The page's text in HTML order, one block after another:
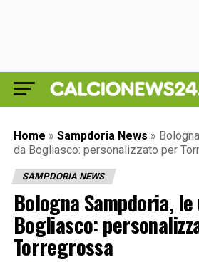
Home » Sampdoria News »
da Bogliasco: personalizzato per
SAMPDORIA NEWS
Bologna Sampdoria,
Bogliasco:
Torregrossa